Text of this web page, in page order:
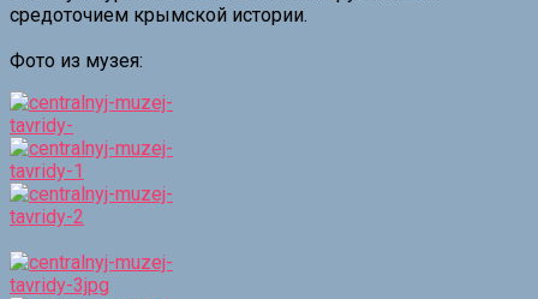
средоточием крымской истории.
Фото из музея: